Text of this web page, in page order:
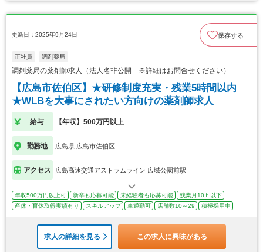
更新日：2025年9月24日 保存する
正社員 調剤薬局
調剤薬局の薬剤師求人（法人名非公開 ※詳細はお問合せください）
【広島市佐伯区】★研修制度充実・残業5時間以内
★WLBを大事にされたい方向けの薬剤師求人
給与 【年収】500万円以上
勤務地 広島県 広島市佐伯区
アクセス 広島高速交通アストラムライン 広域公園前駅
年収500万円以上可 新卒も応募可能 未経験者も応募可能
残業月10ｈ以下
産休・育休取得実績有り
スキルアップ 車通勤可 店舗数10～29 積極採用中
求人の詳細を見る この求人に興味がある